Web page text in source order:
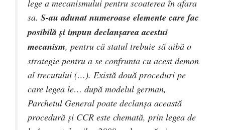
lege a mecanismului pentru scoaterea în afara
sa. S-au adunat numeroase elemente care fac
posibilă și impun declanșarea acestui
mecanism, pentru că statul trebuie să aibă o
strategie pentru a se confrunta cu acest demon
al trecutului (…). Există două proceduri pe
care legea le… după modelul german,
Parchetul General poate declanșa această
procedură și CCR este chemată, prin legea de